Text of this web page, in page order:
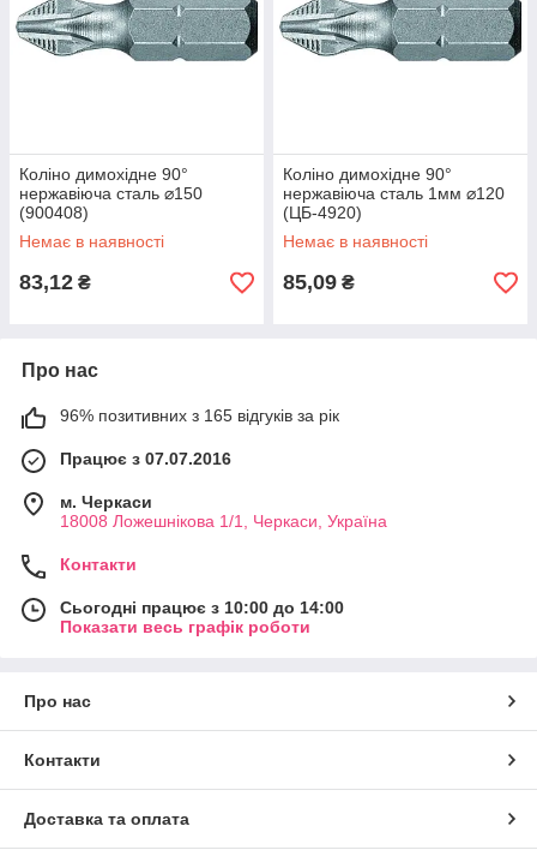
Коліно димохідне 90°
нержавіюча сталь ⌀150
(900408)
Немає в наявності
83,12 ₴
Коліно димохідне 90°
нержавіюча сталь 1мм ⌀120
(ЦБ-4920)
Немає в наявності
85,09 ₴
Про нас
96% позитивних з 165 відгуків за рік
Працює з 07.07.2016
м. Черкаси
18008 Ложешнікова 1/1, Черкаси, Україна
Контакти
Сьогодні працює з 10:00 до 14:00
Показати весь графік роботи
Про нас
Контакти
Доставка та оплата